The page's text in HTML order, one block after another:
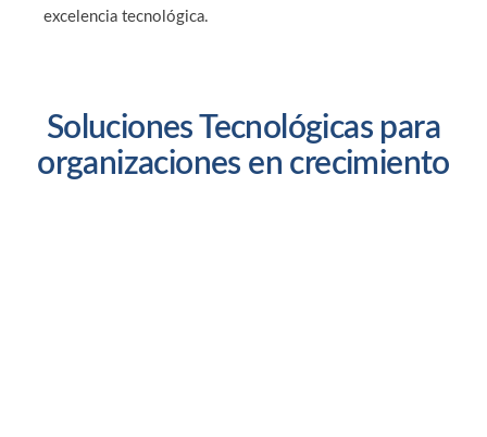
excelencia tecnológica.
Soluciones Tecnológicas para
organizaciones en crecimiento